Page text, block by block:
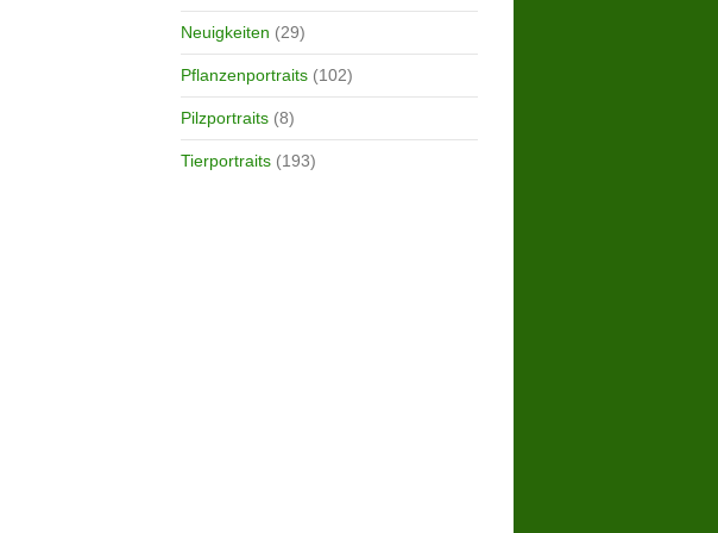
Neuigkeiten (29)
Pflanzenportraits(102)
Pilzportraits(8)
Tierportraits(193)